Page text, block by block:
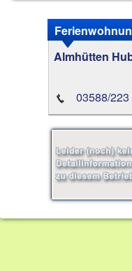
Almhütten
03588/223